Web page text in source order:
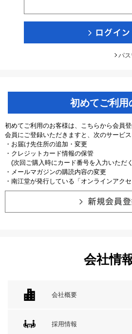
パ
初めてご利用
初めてご利用のお客様は、こちらから会員登
会員にご登録いただきますと、次のサービス
・お届け先住所の追加・変更
・クレジットカード情報の保管
(次回ご購入時にカード番号を入力いただ
・メールマガジンの購読内容の変更
・南江堂が発行している「オンラインアク
会社情
会社概要
採用情報